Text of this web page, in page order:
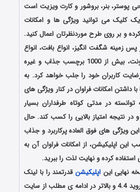
پوستر، بنر، بروشور و کارت ویزیت است
کلیک می توانید ویژگی ها و امکانات
و بر روی طرح موردنظرتان اعمال کنید.
پس زمینه شگفت انگیز، انواع بافت، انواع
افکت، بیش از 1000 فونت، بیش از 1000 برچسب جذاب و غیره
کاربران خود را جلب خواهد کرد. به
طور کلی Poster Maker با داشتن امکانات فراوان در کنار ویژگی های
در مدتی کوتاه طرفداران بسیار
و در نتیجه امتیاز بالایی را کسب کند. حال
ویژگی های فوق العاده پرکاربرد و جذاب
این اپلیکیشن، از امکانات فراوان آن به
کرده و نهایت لذت را ببرید.
نهایی ایناپلیکیشنقدرتمند را با لینک
مستقیم رایگان برای اندروید 4.4 و بالاتر در ادامه ی مطلب از سایت